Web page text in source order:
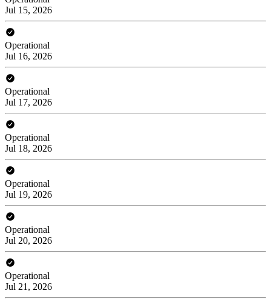
Jul 15, 2026
Operational
Jul 16, 2026
Operational
Jul 17, 2026
Operational
Jul 18, 2026
Operational
Jul 19, 2026
Operational
Jul 20, 2026
Operational
Jul 21, 2026